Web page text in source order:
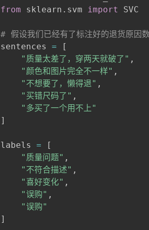
from sklearn . svm import SVC
# 假设我们已经有了标注好的退货原因
sentences =
[
"质量太差了，穿两天就破了" ,
"颜色和图片完全不一样" ,
"不想要了，懒得退" ,
"买错尺码了" ,
"多买了一个用不上"
]
labels =
[
"质量问题" ,
"不符合描述" ,
"喜好变化" ,
"误购" ,
"误购"
]